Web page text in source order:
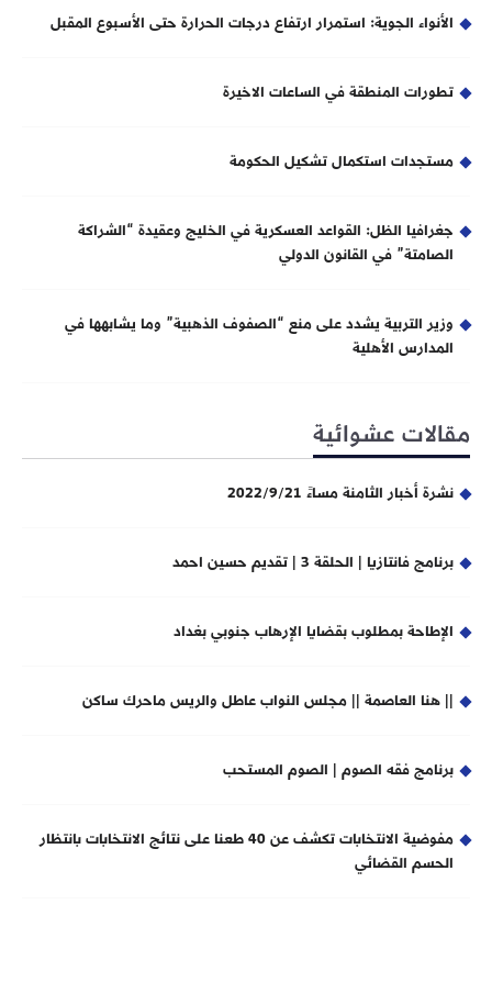
الأنواء الجوية: استمرار ارتفاع درجات الحرارة حتى الأسبوع المقبل
تطورات المنطقة في الساعات الاخيرة
مستجدات استكمال تشكيل الحكومة
جغرافيا الظل: القواعد العسكرية في الخليج وعقيدة “الشراكة
الصامتة” في القانون الدولي
وزير التربية يشدد على منع “الصفوف الذهبية” وما يشابهها في
المدارس الأهلية
مقالات عشوائية
نشرة أخبار الثامنة مساءً 2022/9/21
برنامج فانتازيا | الحلقة 3 | تقديم حسين احمد
الإطاحة بمطلوب بقضايا الإرهاب جنوبي بغداد
|| هنا العاصمة || مجلس النواب عاطل والريس ماحرك ساكن
برنامج فقه الصوم | الصوم المستحب
مفوضية الانتخابات تكشف عن 40 طعنا على نتائج الانتخابات بانتظار
الحسم القضائي